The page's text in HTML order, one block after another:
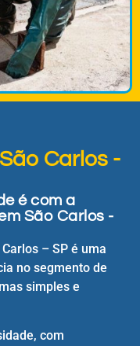
Carlos -
é com a
São Carlos -
– SP é uma
no segmento de
simples e
com